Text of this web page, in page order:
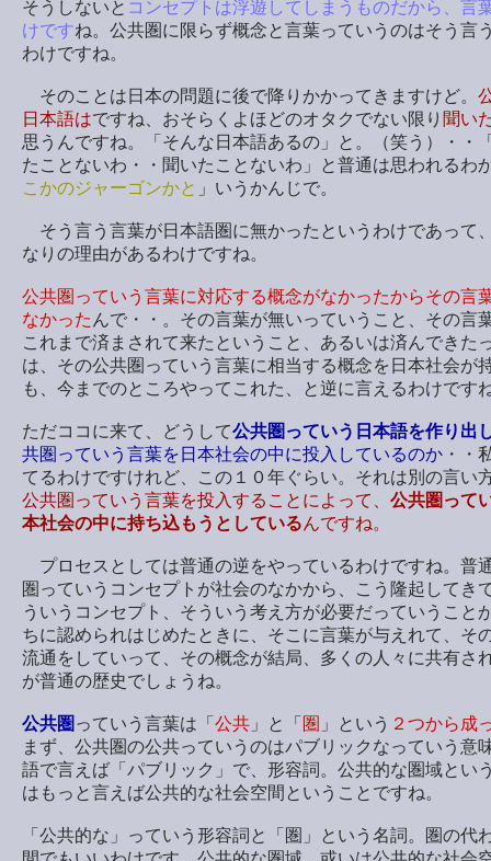
そうしないと コンセプトは浮遊してしまうものだから、言
けですね。公共圏に限らず概念と言葉っていうのはそう言
わけですね。
そのことは日本の問題に後で降りかかってきますけど。
日本語はですね、おそらくよほどのオタクでない限り 聞い
思うんですね。「そんな日本語あるの」と。（笑う）・・
たことないわ・・聞いたことないわ」と普通は思われるわ
こかのジャーゴンかと 」いうかんじで。
そう言う言葉が日本語圏に無かったというわけであって
なりの理由があるわけですね。
公共圏っていう言葉に対応する概念がなかったからその言
なかった んで・・。その言葉が無いっていうこと、その言
これまで済まされて来たということ、あるいは済んできた
は、その公共圏っていう言葉に相当する概念を日本社会が
も、今までのところやってこれた、と逆に言えるわけです
ただココに来て、どうして公共圏っていう日本語を作り出
共圏っていう言葉を日本社会の中に投入しているのか ・・
てるわけですけれど、この１０年ぐらい。それは別の言い
公共圏っていう言葉を投入することによって、 公共圏って
本社会の中に持ち込もうとしているんですね。
プロセスとしては普通の逆をやっているわけですね。普
圏っていうコンセプトが社会のなかから、こう隆起してき
ういうコンセプト、そういう考え方が必要だっていうこと
ちに認められはじめたときに、そこに言葉が与えれて、そ
流通をしていって、その概念が結局、多くの人々に共有さ
が普通の歴史でしょうね。
公共圏 っていう言葉は「 公共 」と「 圏 」という ２つから成
まず、公共圏の公共っていうのはパブリックなっていう意
語で言えば「パブリック」で、形容詞。公共的な圏域とい
はもっと言えば公共的な社会空間ということですね。
「公共的な」っていう形容詞と「圏」という名詞。圏の代